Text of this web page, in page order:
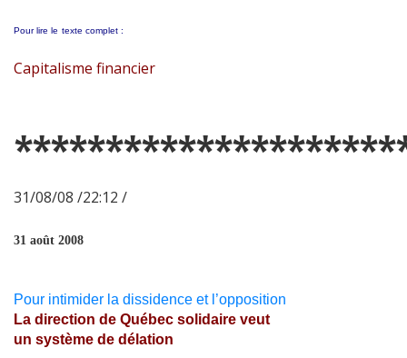
Pour lire le texte complet :
Capitalisme financier
31/08/08 /22:12 /
31 août 2008
Pour intimider la dissidence et l’opposition
La direction de Québec solidaire veut
un système de délation